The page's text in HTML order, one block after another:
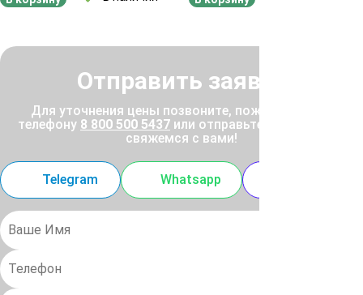
Отправить заявку
Для уточнения цены позвоните, пожалуйста, по
телефону 8 800 500 5437 или отправьте заявку, и мы
свяжемся с вами!
Telegram Whatsapp